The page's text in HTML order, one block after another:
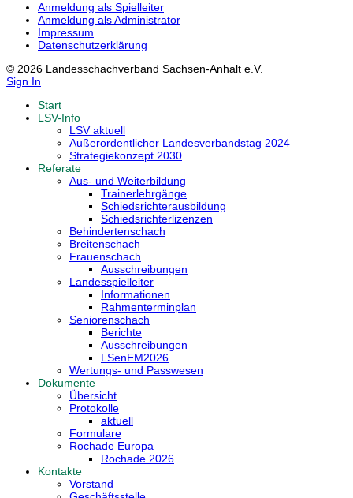
Anmeldung als Spielleiter
Anmeldung als Administrator
Impressum
Datenschutzerklärung
© 2026 Landesschachverband Sachsen-Anhalt e.V.
Sign In
Start
LSV-Info
LSV aktuell
Außerordentlicher Landesverbandstag 2024
Strategiekonzept 2030
Referate
Aus- und Weiterbildung
Trainerlehrgänge
Schiedsrichterausbildung
Schiedsrichterlizenzen
Behindertenschach
Breitenschach
Frauenschach
Ausschreibungen
Landesspielleiter
Informationen
Rahmenterminplan
Seniorenschach
Berichte
Ausschreibungen
LSenEM2026
Wertungs- und Passwesen
Dokumente
Übersicht
Protokolle
aktuell
Formulare
Rochade Europa
Rochade 2026
Kontakte
Vorstand